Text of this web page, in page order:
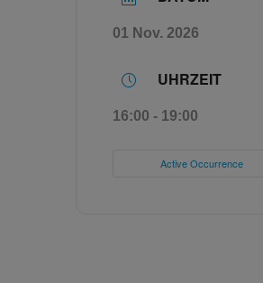
01 Nov. 2026
UHRZEIT
16:00 - 19:00
Active Occurrence